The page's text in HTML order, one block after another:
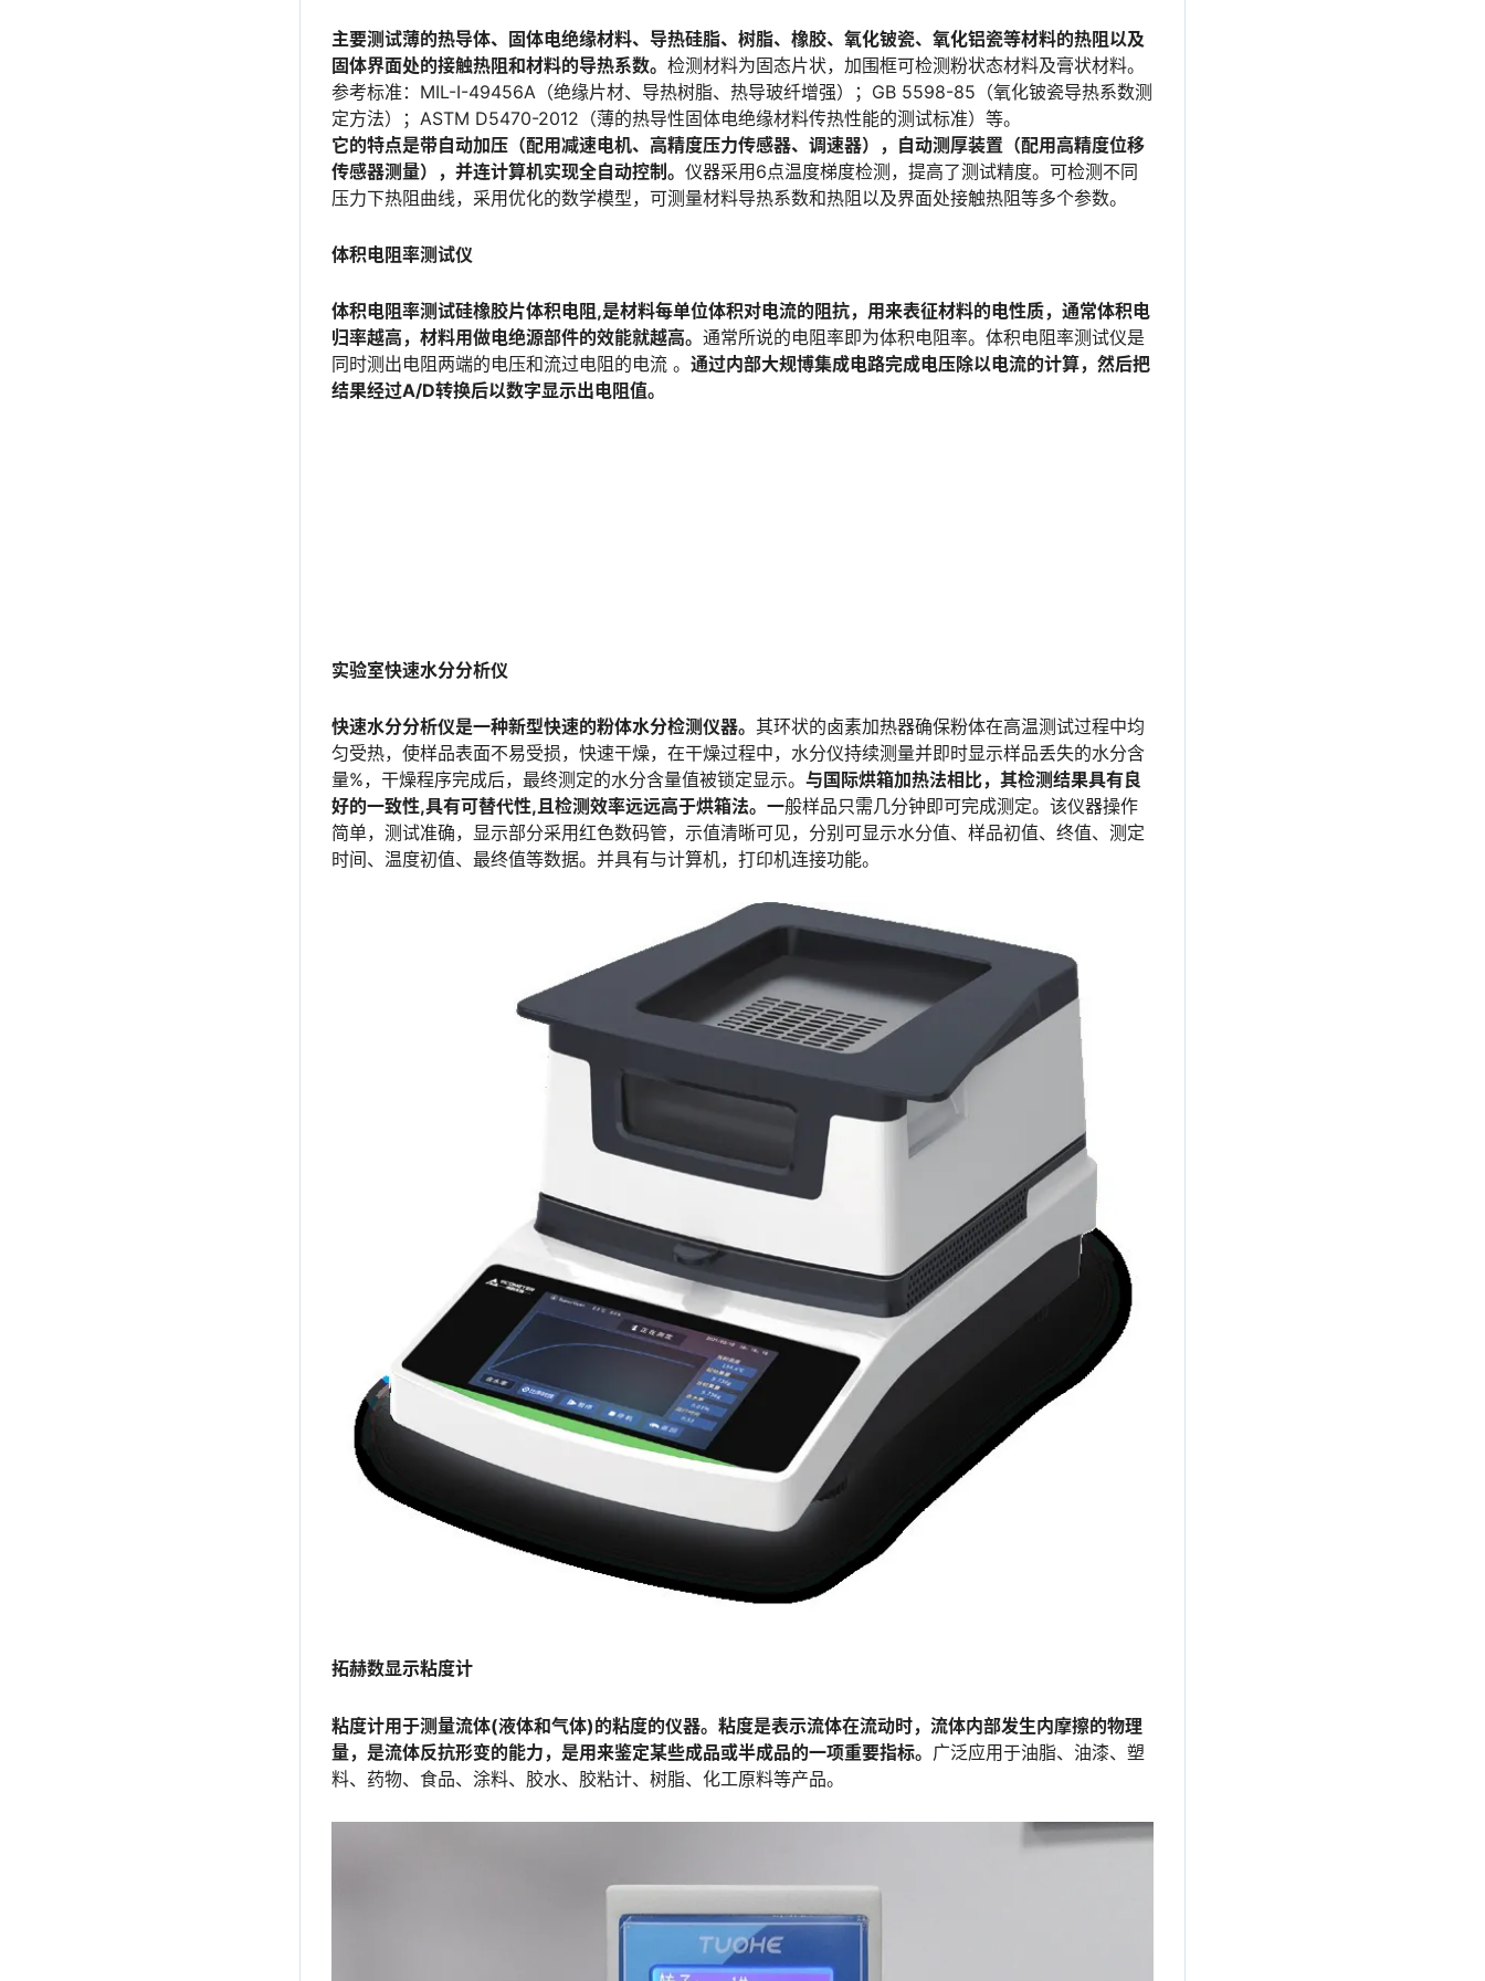
主要测试薄的热导体、固体电绝缘材料、导热硅脂、树脂、橡胶、氧化铍瓷、氧化铝瓷等材料的热阻以及
固体界面处的接触热阻和材料的导热系数。 检测材料为固态片状，加围框可检测粉状态材料及膏状材料。
参考标准：MIL-I-49456A（绝缘片材、导热树脂、热导玻纤增强）；GB 5598-85（氧化铍瓷导热系数测
定方法）；ASTM D5470-2012（薄的热导性固体电绝缘材料传热性能的测试标准）等。
它的特点是带自动加压（配用减速电机、高精度压力传感器、调速器），自动测厚装置（配用高精度位移
传感器测量），并连计算机实现全自动控制。 仪器采用6点温度梯度检测，提高了测试精度。可检测不同
压力下热阻曲线，采用优化的数学模型，可测量材料导热系数和热阻以及界面处接触热阻等多个参数。
体积电阻率测试仪
体积电阻率测试硅橡胶片体积电阻,是材料每单位体积对电流的阻抗，用来表征材料的电性质，通常体积电
归率越高，材料用做电绝源部件的效能就越高。 通常所说的电阻率即为体积电阻率。体积电阻率测试仪是
同时测出电阻两端的电压和流过电阻的电流 。 通过内部大规博集成电路完成电压除以电流的计算，然后把
结果经过A/D转换后以数字显示出电阻值。
实验室快速水分分析仪
快速水分分析仪是一种新型快速的粉体水分检测仪器。 其环状的卤素加热器确保粉体在高温测试过程中均
匀受热，使样品表面不易受损，快速干燥，在干燥过程中，水分仪持续测量并即时显示样品丢失的水分含
量%，干燥程序完成后，最终测定的水分含量值被锁定显示。 与国际烘箱加热法相比，其检测结果具有良
好的一致性,具有可替代性,且检测效率远远高于烘箱法。一般样品只需几分钟即可完成测定。该仪器操作
简单，测试准确，显示部分采用红色数码管，示值清晰可见，分别可显示水分值、样品初值、终值、测定
时间、温度初值、最终值等数据。并具有与计算机，打印机连接功能。
拓赫数显示粘度计
粘度计用于测量流体(液体和气体)的粘度的仪器。粘度是表示流体在流动时，流体内部发生内摩擦的物理
量，是流体反抗形变的能力，是用来鉴定某些成品或半成品的一项重要指标。 广泛应用于油脂、油漆、塑
料、药物、食品、涂料、胶水、胶粘计、树脂、化工原料等产品。